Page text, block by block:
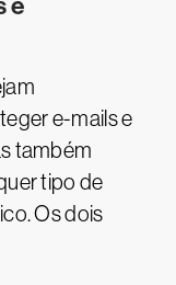
e
e-mails e
também
tipo de
Os dois